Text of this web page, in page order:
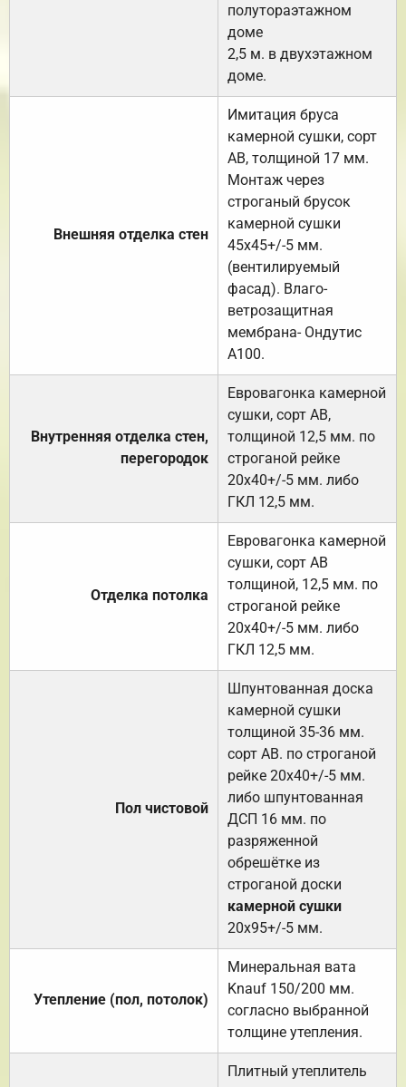
полутораэтажном
доме
2,5 м. в двухэтажном
доме.
Внешняя отделка стен
Имитация бруса
камерной сушки, сорт
АВ, толщиной 17 мм.
Монтаж через
строганый брусок
камерной сушки
45х45+/-5 мм.
(вентилируемый
фасад). Влаго-
ветрозащитная
мембрана- Ондутис
А100.
Внутренняя отделка стен,
перегородок
Евровагонка камерной
сушки, сорт АВ,
толщиной 12,5 мм. по
строганой рейке
20х40+/-5 мм. либо
ГКЛ 12,5 мм.
Отделка потолка
Евровагонка камерной
сушки, сорт АВ
толщиной, 12,5 мм. по
строганой рейке
20х40+/-5 мм. либо
ГКЛ 12,5 мм.
Пол чистовой
Шпунтованная доска
камерной сушки
толщиной 35-36 мм.
сорт АВ. по строганой
рейке 20х40+/-5 мм.
либо шпунтованная
ДСП 16 мм. по
разряженной
обрешётке из
строганой доски
камерной сушки
20х95+/-5 мм.
Утепление (пол, потолок)
Минеральная вата
Knauf 150/200 мм.
согласно выбранной
толщине утепления.
Плитный утеплитель